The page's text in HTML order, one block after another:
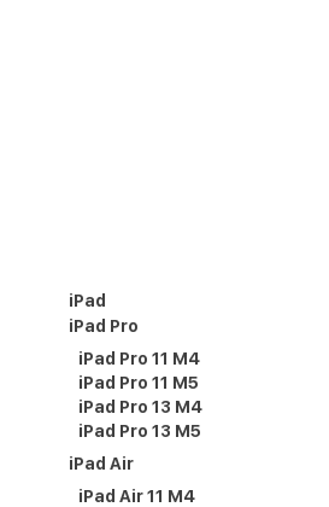
iPad
iPad Pro
iPad Pro 11 M4
iPad Pro 11 M5
iPad Pro 13 M4
iPad Pro 13 M5
iPad Air
iPad Air 11 M4